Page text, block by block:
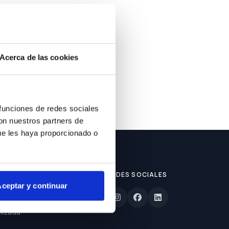
Acerca de las cookies
de redes sociales
nuestros partners de
les haya proporcionado o
y continuar
REDES SOCIALES